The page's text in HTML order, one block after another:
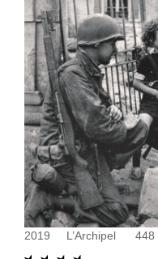
2019 L’Archipel 448